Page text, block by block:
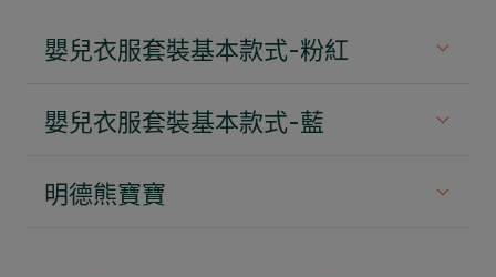
嬰兒衣服套裝基本款式-粉紅
小寶貝旅程的開始。
衫
嬰兒衣服套裝基本款式-藍
小寶貝旅程的開始。
明德熊寶寶